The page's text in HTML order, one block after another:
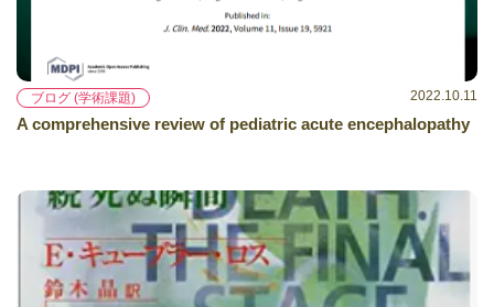
ブログ (学術課題) 2022.10.11
A comprehensive review of pediatric acute encephalopathy